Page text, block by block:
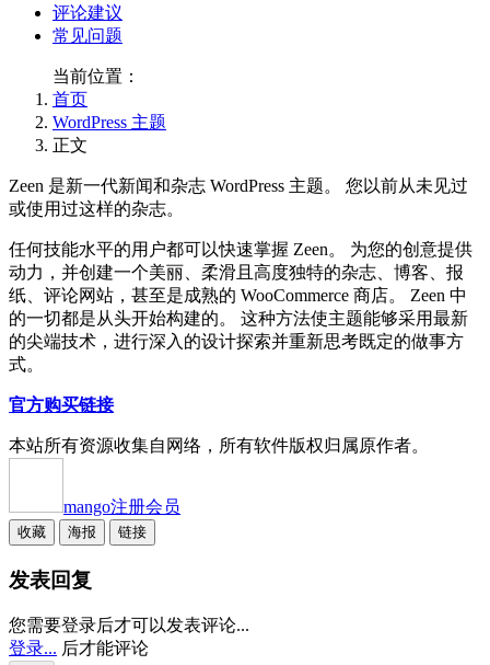
评论建议
常见问题
当前位置：
首页
WordPress 主题
正文
Zeen 是新一代新闻和杂志 WordPress 主题。 您以前从未见过
或使用过这样的杂志。
任何技能水平的用户都可以快速掌握 Zeen。 为您的创意提供
动力，并创建一个美丽、柔滑且高度独特的杂志、博客、报
纸、评论网站，甚至是成熟的 WooCommerce 商店。 Zeen 中
的一切都是从头开始构建的。 这种方法使主题能够采用最新
的尖端技术，进行深入的设计探索并重新思考既定的做事方
式。
官方购买链接
本站所有资源收集自网络，所有软件版权归属原作者。
mango注册会员
收藏 海报 链接
发表回复
您需要登录后才可以发表评论...
登录... 后才能评论